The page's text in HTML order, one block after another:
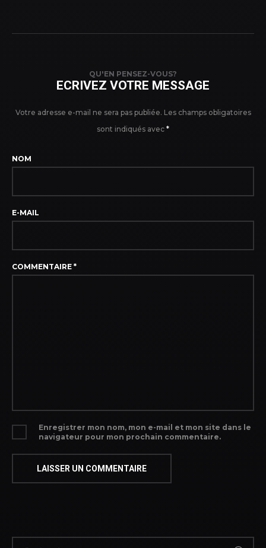
QU'EN PENSEZ-VOUS?
ECRIVEZ VOTRE MESSAGE
Votre adresse e-mail ne sera pas publiée. Les champs obligatoires
sont indiqués avec *
NOM
E-MAIL
COMMENTAIRE *
Enregistrer mon nom, mon e-mail et mon site dans le
navigateur pour mon prochain commentaire.